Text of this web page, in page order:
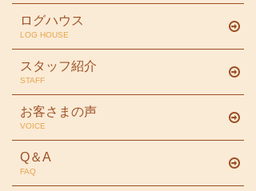
ログハウス
LOG HOUSE
スタッフ紹介
STAFF
お客さまの声
VOICE
Q＆A
FAQ